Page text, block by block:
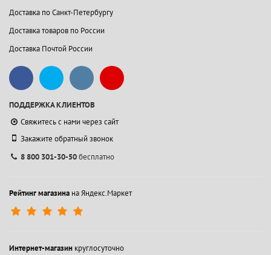
Доставка по Санкт-Петербургу
Доставка товаров по России
Доставка Почтой России
ПОДДЕРЖКА КЛИЕНТОВ
Свяжитесь с нами через сайт
Закажите обратный звонок
8 800 301-30-50бесплатно
Рейтинг магазина на Яндекс.Маркет
Интернет-магазин круглосуточно